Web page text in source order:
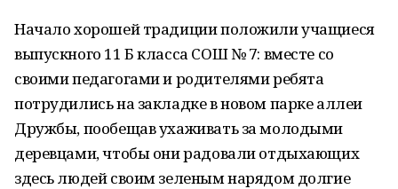
Начало хорошей традиции положили учащиеся
выпускного 11 Б класса СОШ № 7: вместе со
своими педагогами и родителями ребята
потрудились на закладке в новом парке аллеи
Дружбы, пообещав ухаживать за молодыми
деревцами, чтобы они радовали отдыхающих
здесь людей своим зеленым нарядом долгие